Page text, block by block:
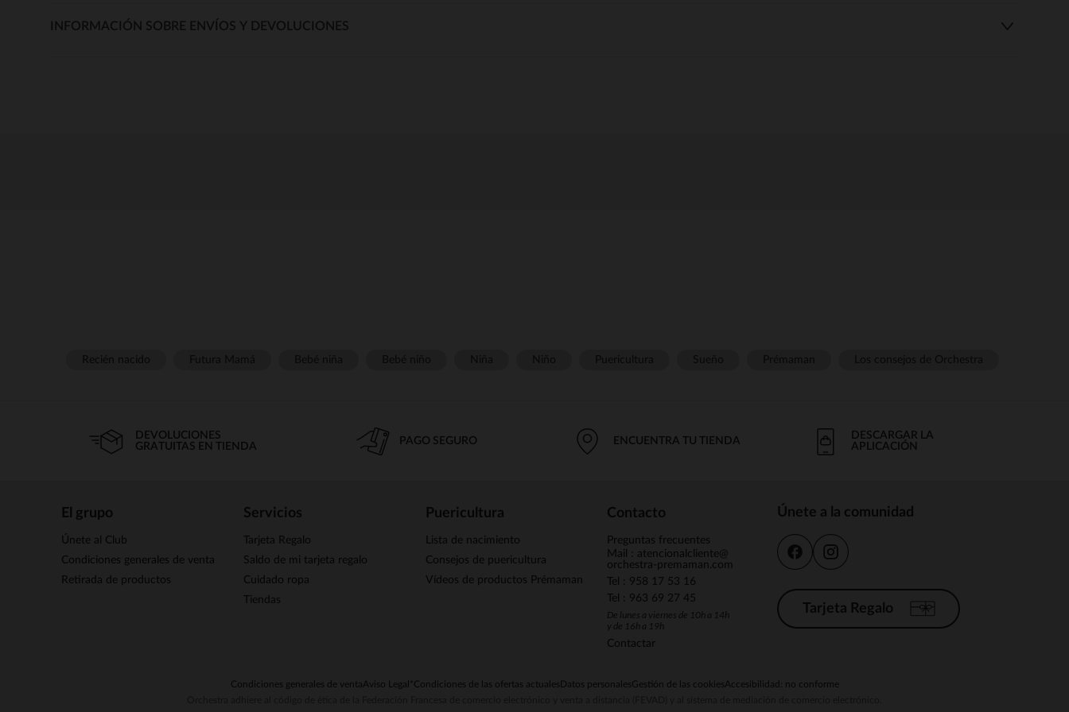
INFORMACIÓN SOBRE ENVÍOS Y DEVOLUCIONES
DEVOLUCIONES
GRATUITAS EN TIENDA
PAGO SEGURO ENCUENTRA TU TIENDA
DESCARGAR LA
APLICACIÓN
El grupo
Únete al Club
Condiciones generales de venta
Retirada de productos
Servicios
Tarjeta Regalo
Saldo de mi tarjeta regalo
Cuidado ropa
Tiendas
Puericultura
Lista de nacimiento
Consejos de puericultura
Vídeos de productos Prémaman
Contacto
Preguntas frecuentes
Mail : atencionalcliente@
orchestra-premaman.com
Tel : 958 17 53 16
Tel : 963 69 27 45
De lunes a viernes de 10h a 14h
y de 16h a 19h
Contactar
Únete a la comunidad
Tarjeta Regalo
Condiciones generales de ventaAviso Legal *Condiciones de las ofertas actuales Datos personalesGestión de las cookiesAccesibilidad: no conforme